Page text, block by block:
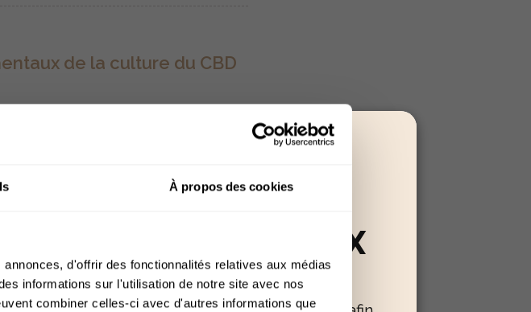
À propos des cookies
d'offrir des fonctionnalités relatives aux médias
informations sur l'utilisation de notre site avec nos
combiner celles-ci avec d'autres informations que
ACCÈS RÉSERVÉ AUX
+18
de la culture du CBD
produisant des cannabinoïdes comme